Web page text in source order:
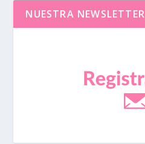
NUESTRA NEWSLETTER